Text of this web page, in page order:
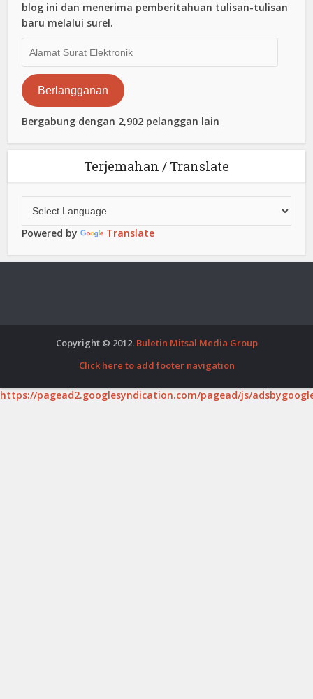
blog ini dan menerima pemberitahuan tulisan-tulisan
baru melalui surel.
Surat
Elektronik
Berlangganan
Bergabung dengan 2,902 pelanggan lain
Terjemahan / Translate
Powered by Translate
Copyright © 2012. Buletin Mitsal Media Group
Click here to add footer navigation
https://pagead2.googlesyndication.com/pagead/js/